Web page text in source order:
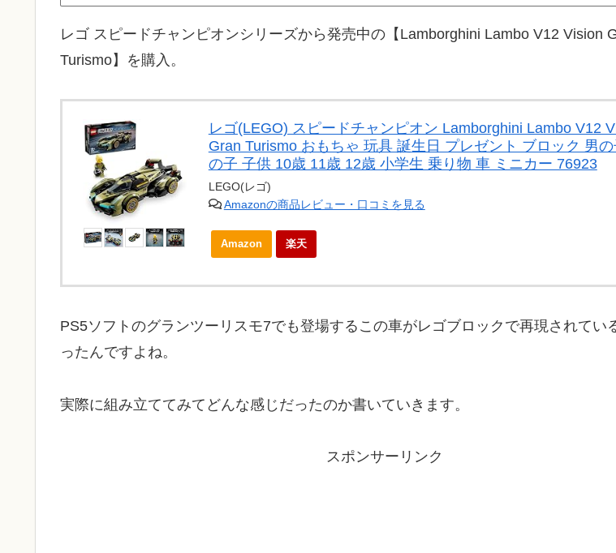
レゴ スピードチャンピオンシリーズから発売中の【Lamborghini Lambo V12 Vision
Turismo】を購入。
レゴ(LEGO) スピードチャンピオン Lamborghini Lambo V12
Gran Turismo おもちゃ 玩具 誕生日 プレゼント ブロック 男
の子 子供 10歳 11歳 12歳 小学生 乗り物 車 ミニカー 76923
LEGO(レゴ)
Amazonの商品レビュー・口コミを見る
Amazon 楽天
PS5ソフトのグランツーリスモ7でも登場するこの車がレゴブロックで再現されてい
ったんですよね。
実際に組み立ててみてどんな感じだったのか書いていきます。
スポンサーリンク